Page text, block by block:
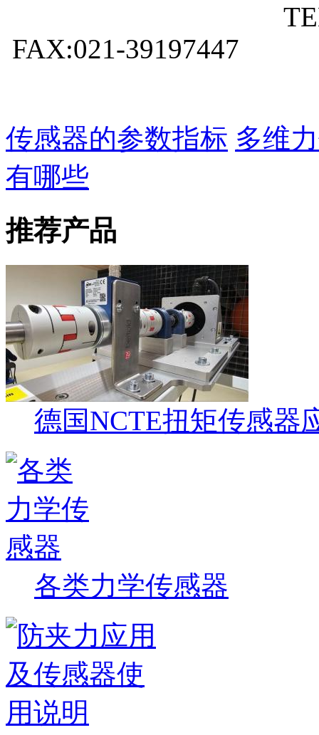
TEL:021-
FAX:021-39197447 E-
传感器的参数指标 多维
有哪些
推荐产品
德国NCTE扭矩传感器
各类力学传感器